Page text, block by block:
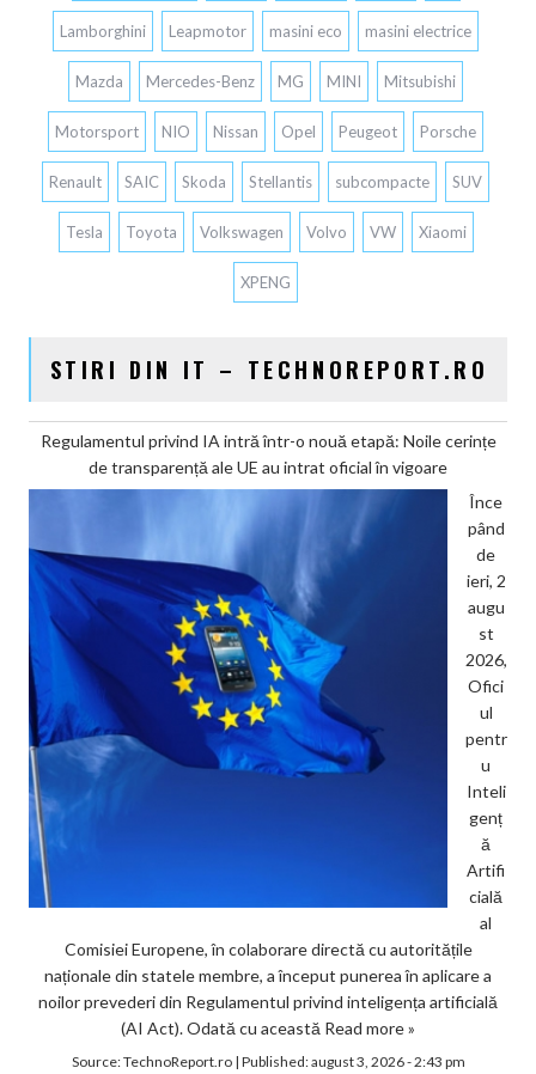
Lamborghini Leapmotor masini eco masini electrice
Mazda Mercedes-Benz MG MINI Mitsubishi
Motorsport NIO Nissan Opel Peugeot Porsche
Renault SAIC Skoda Stellantis subcompacte SUV
Tesla Toyota Volkswagen Volvo VW Xiaomi
XPENG
STIRI DIN IT – TECHNOREPORT.RO
Regulamentul privind IA intră într-o nouă etapă: Noile cerințe
de transparență ale UE au intrat oficial în vigoare
Înce
pând
de
ieri, 2
augu
st
2026,
Ofici
ul
pentr
u
Inteli
genț
ă
Artifi
cială
al
Comisiei Europene, în colaborare directă cu autoritățile
naționale din statele membre, a început punerea în aplicare a
noilor prevederi din Regulamentul privind inteligența artificială
(AI Act). Odată cu această Read more »
Source:TechnoReport.ro| Published:august 3, 2026 - 2:43 pm